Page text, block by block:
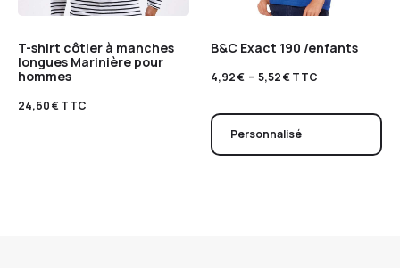
T-shirt côtier à manches
longues Marinière pour
hommes
24,60€TTC
B&C Exact 190 /enfants
4,92€ – 5,52€TTC
Personnalisé